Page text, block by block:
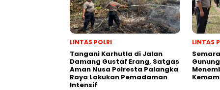
LINTAS POLRI
Tangani Karhutla di Jalan
Damang Gustaf Erang, Satgas
Aman Nusa Polresta Palangka
Raya Lakukan Pemadaman
Intensif
LINTAS